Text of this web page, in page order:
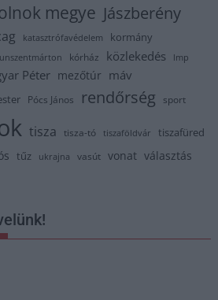
megye Jászberény
katasztrófavédelem kormány
kórház közlekedés lmp
Péter mezőtúr máv
Pócs János rendőrség sport
tisza tisza-tó tiszaföldvár tiszafüred
tűz ukrajna vasút vonat választás